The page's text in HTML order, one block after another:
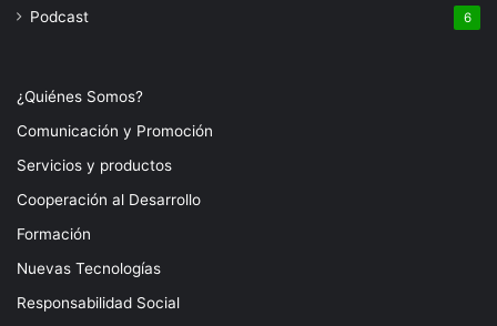
Podcast 6
¿Quiénes Somos?
Comunicación y Promoción
Servicios y productos
Cooperación al Desarrollo
Formación
Nuevas Tecnologías
Responsabilidad Social